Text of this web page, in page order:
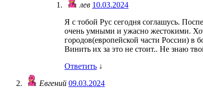
лев 10.03.2024
Я с тобой Рус сегодня соглашусь.
очень умными и ужасно жестокими.
городов(европейской части России) в
Винить их за это не стоит.. Не знаю
Ответить ↓
Евгений 09.03.2024